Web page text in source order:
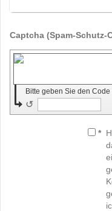
Bitte geben Sie den Code
↺
*